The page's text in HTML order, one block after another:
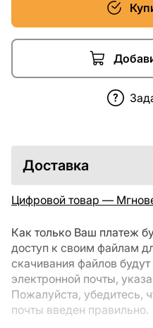
Доставка
Цифровой товар —
Как только Ваш платеж
доступ к своим файлам
скачивания файлов
электронной почты,
Пожалуйста, убедитесь,
почты введен правильно.